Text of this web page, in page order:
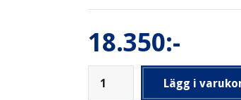
18.350:-
Lägg i